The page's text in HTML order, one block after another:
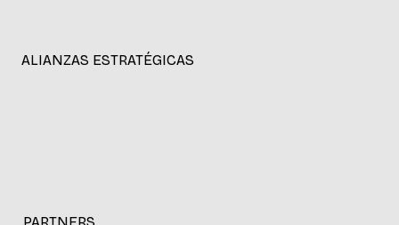
ALIANZAS ESTRATÉGICAS
PARTNERS